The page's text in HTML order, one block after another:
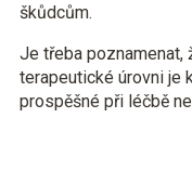
škůdcům.
Je třeba poznamenat,
terapeutické úrovni je
prospěšné při léčbě